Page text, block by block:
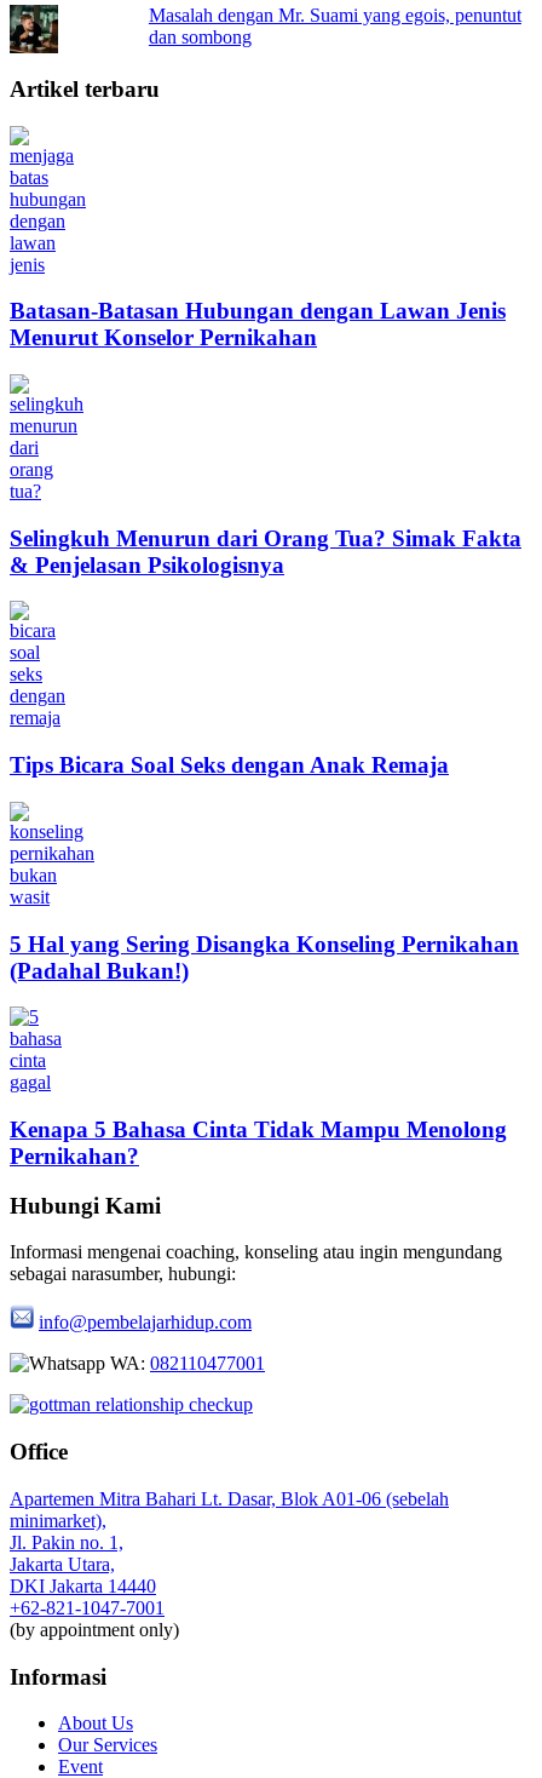
Masalah dengan Mr. Suami yang egois, penuntut
dan sombong
Artikel terbaru
Batasan-Batasan Hubungan dengan Lawan Jenis
Menurut Konselor Pernikahan
Selingkuh Menurun dari Orang Tua? Simak Fakta
& Penjelasan Psikologisnya
Tips Bicara Soal Seks dengan Anak Remaja
5 Hal yang Sering Disangka Konseling Pernikahan
(Padahal Bukan!)
Kenapa 5 Bahasa Cinta Tidak Mampu Menolong
Pernikahan?
Hubungi Kami
Informasi mengenai coaching, konseling atau ingin mengundang
sebagai narasumber, hubungi:
info@pembelajarhidup.com
WA: 082110477001
Office
Apartemen Mitra Bahari Lt. Dasar, Blok A01-06 (sebelah
minimarket),
Jl. Pakin no. 1,
Jakarta Utara,
DKI Jakarta 14440
+62-821-1047-7001
(by appointment only)
Informasi
About Us
Our Services
Event